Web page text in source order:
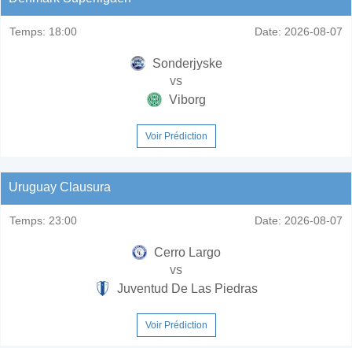
Temps: 18:00 Date: 2026-08-07
Sonderjyske
vs
Viborg
Voir Prédiction
Uruguay Clausura
Temps: 23:00 Date: 2026-08-07
Cerro Largo
vs
Juventud De Las Piedras
Voir Prédiction